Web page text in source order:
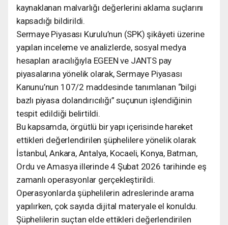
kaynaklanan malvarlığı değerlerini aklama suçlarını
kapsadığı bildirildi.
Sermaye Piyasası Kurulu’nun (SPK) şikâyeti üzerine
yapılan inceleme ve analizlerde, sosyal medya
hesapları aracılığıyla EGEEN ve JANTS pay
piyasalarına yönelik olarak, Sermaye Piyasası
Kanunu’nun 107/2 maddesinde tanımlanan “bilgi
bazlı piyasa dolandırıcılığı” suçunun işlendiğinin
tespit edildiği belirtildi.
Bu kapsamda, örgütlü bir yapı içerisinde hareket
ettikleri değerlendirilen şüphelilere yönelik olarak
İstanbul, Ankara, Antalya, Kocaeli, Konya, Batman,
Ordu ve Amasya illerinde 4 Şubat 2026 tarihinde eş
zamanlı operasyonlar gerçekleştirildi.
Operasyonlarda şüphelilerin adreslerinde arama
yapılırken, çok sayıda dijital materyale el konuldu.
Şüphelilerin suçtan elde ettikleri değerlendirilen